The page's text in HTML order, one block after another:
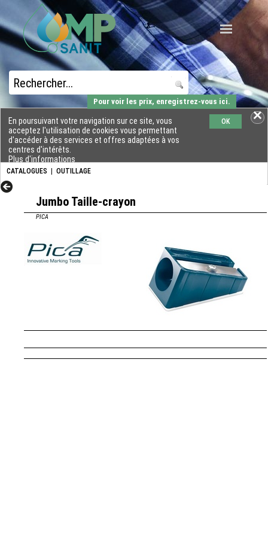
CATALOGUES OUTILLAGE
En poursuivant votre navigation sur ce site, vous
acceptez l'utilisation de cookies vous permettant
d'accéder à des services et offres adaptées à vos
centres d'intérêts.
Plus d'informations
OK
Pour voir les prix, enregistrez-vous ici.